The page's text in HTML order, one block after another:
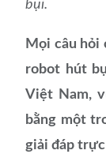
bụi.
Mọi câu hỏi
robot hút
Việt Nam,
bằng một
giải đáp